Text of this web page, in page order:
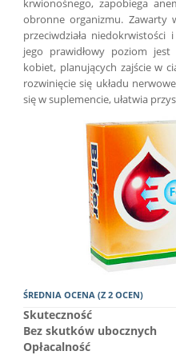
krwionośnego, zapobiega
obronne organizmu. Zawarty
przeciwdziała
jego prawidłowy poziom jest
kobiet, planujących zajście w
rozwinięcie się układu
się w suplemencie, ułatwia
ŚREDNIA OCENA (Z 2 OCEN)
Skuteczność
Bez skutków ubocznych
Opłacalność